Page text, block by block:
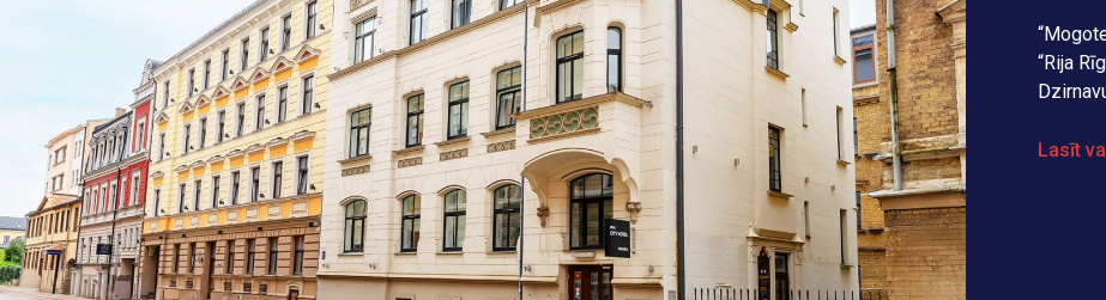
“Rija
Lasīt